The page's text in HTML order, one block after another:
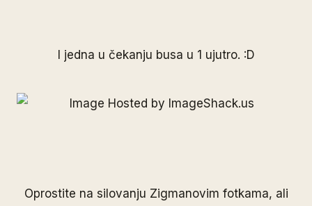
I jedna u čekanju busa u 1 ujutro. :D
Oprostite na silovanju Zigmanovim fotkama, ali